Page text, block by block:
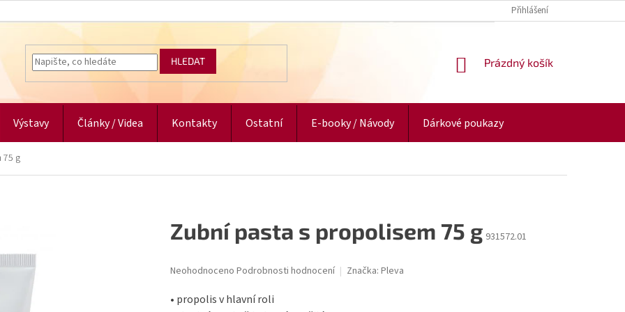
Přihlášení
HLEDAT
NÁKUPNÍ
Prázdný košík
Výstavy Články / Videa Kontakty Ostatní E-booky / Návody Dárkové poukazy
75 g
• propolis v hlavní roli
Zubní pasta s propolisem 75 g 931572.01
Průměrné
produktu
Neohodnoceno Podrobnosti hodnocení Značka: Pleva